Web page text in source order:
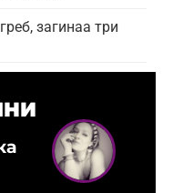
загинаа три